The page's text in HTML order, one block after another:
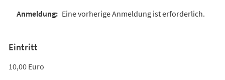
Eine vorherige Anmeldung ist erforderlich.
Eintritt
10,00 Euro